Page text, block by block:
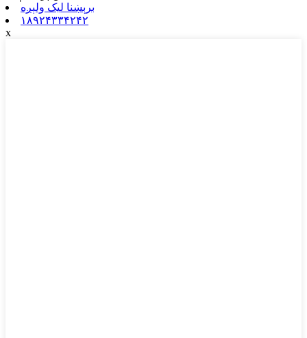
برېښنا لیک ولېږه
۱۸۹۲۴۳۳۴۲۴۲
x